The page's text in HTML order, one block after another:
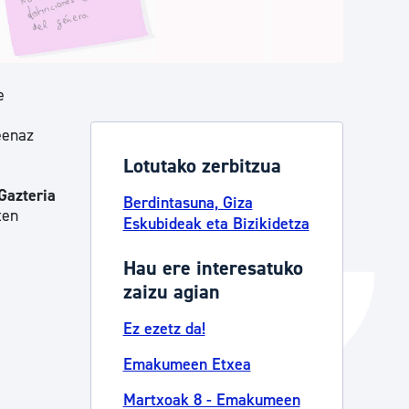
Lotutako zerbitzua
Berdintasuna, Giza
Eskubideak eta Bizikidetza
Hau ere interesatuko
zaizu agian
Ez ezetz da!
Emakumeen Etxea
Martxoak 8 - Emakumeen